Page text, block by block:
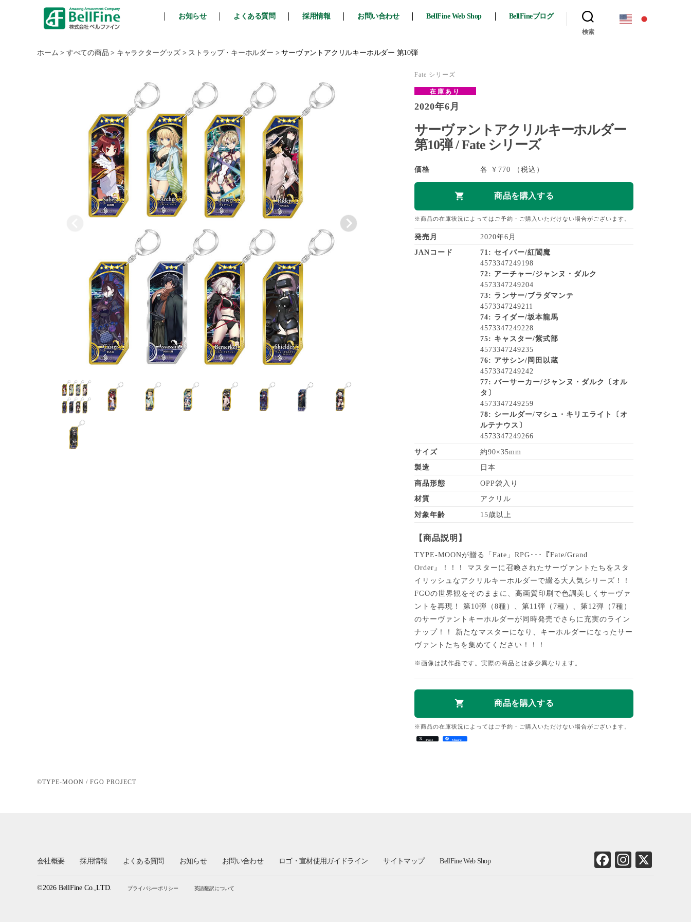
フ
お知らせ よくある質問 採用情報 お問い合わせ BellFine Web Shop BellFineブログ
検索
ホーム > すべての商品 > キャラクターグッズ > ストラップ・キーホルダー >サーヴァントアクリルキーホルダー 第10弾
Fate シリーズ
在庫あり
2020年6月
サーヴァントアクリルキーホルダー
第10弾 / Fate シリーズ
価格 各 ￥770 （税込）
※商品の在庫状況によってはご予約・ご購入いただけない場合がございます。
発売月 2020年6月
JANコード
71: セイバー/紅閻魔
4573347249198
72: アーチャー/ジャンヌ・ダルク
4573347249204
73: ランサー/ブラダマンテ
4573347249211
74: ライダー/坂本龍馬
4573347249228
75: キャスター/紫式部
4573347249235
76: アサシン/岡田以蔵
4573347249242
77: バーサーカー/ジャンヌ・ダルク〔オル
タ〕
4573347249259
78: シールダー/マシュ・キリエライト〔オ
ルテナウス〕
4573347249266
サイズ 約90×35mm
製造 日本
商品形態 OPP袋入り
材質 アクリル
対象年齢 15歳以上
【商品説明】
TYPE-MOONが贈る「Fate」RPG･･･『Fate/Grand
Order』！！！ マスターに召喚されたサーヴァントたちをスタ
イリッシュなアクリルキーホルダーで綴る大人気シリーズ！！
FGOの世界観をそのままに、高画質印刷で色調美しくサーヴァ
ントを再現！ 第10弾（8種）、第11弾（7種）、第12弾（7種）
のサーヴァントキーホルダーが同時発売でさらに充実のライン
ナップ！！ 新たなマスターになり、キーホルダーになったサー
ヴァントたちを集めてください！！！
※画像は試作品です。実際の商品とは多少異なります。
※商品の在庫状況によってはご予約・ご購入いただけない場合がございます。
Post Share
©TYPE-MOON / FGO PROJECT
会社概要 採用情報 よくある質問 お知らせ お問い合わせ ロゴ・宣材使用ガイドライン サイトマップ BellFine Web Shop
Fa
ce
In
st
©2026 BellFine Co.,LTD. プライバシーポリシー 英語翻訳について